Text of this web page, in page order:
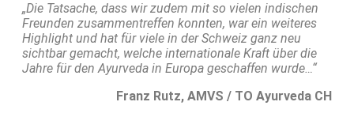
„Die Tatsache, dass wir zudem mit so vielen indischen
Freunden zusammentreffen konnten, war ein weiteres
Highlight und hat für viele in der Schweiz ganz neu
sichtbar gemacht, welche internationale Kraft über die
Jahre für den Ayurveda in Europa geschaffen wurde…“
Franz Rutz, AMVS / TO Ayurveda CH